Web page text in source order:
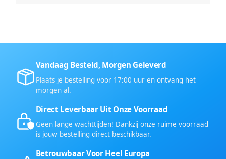
Vandaag Besteld, Morgen Geleverd
Plaats je bestelling voor 17:00 uur en ontvang het
morgen al.
Direct Leverbaar Uit Onze Voorraad
Geen lange wachttijden! Dankzij onze ruime voorraad
is jouw bestelling direct beschikbaar.
Betrouwbaar Voor Heel Europa